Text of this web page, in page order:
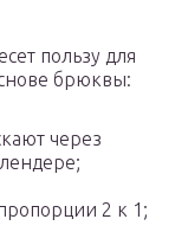
пользу для
брюквы:
через
2 к 1;